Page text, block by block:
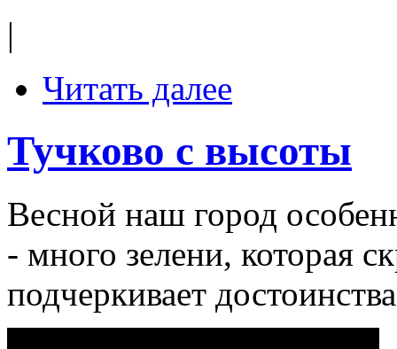
|
Читать далее
Тучково с высоты
Весной наш город
- много зелени, которая
подчеркивает